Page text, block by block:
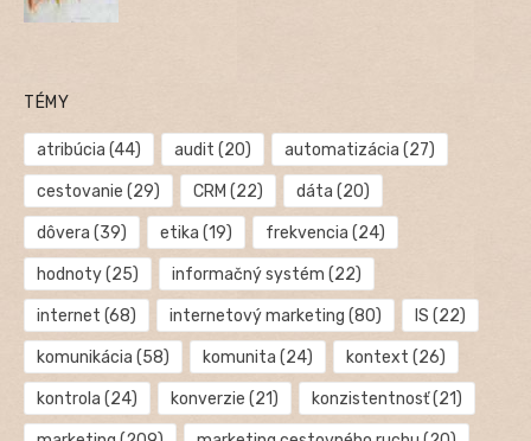
TÉMY
atribúcia (44) audit (20) automatizácia (27)
cestovanie (29) CRM (22) dáta (20)
dôvera (39) etika (19) frekvencia (24)
hodnoty(25) informačný systém (22)
internet (68) internetový marketing (80) IS (22)
komunikácia (58) komunita (24) kontext (26)
kontrola (24) konverzie (21) konzistentnosť(21)